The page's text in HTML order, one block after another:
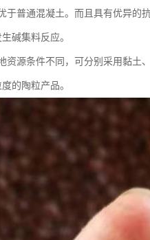
普通混凝土。而且具有优异的
碱集料反应。
资源条件不同，可分别采用黏土
的陶粒产品。